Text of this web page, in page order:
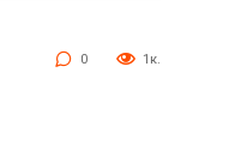
0 1к.